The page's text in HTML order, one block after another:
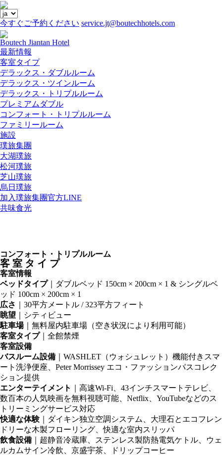
メ
ニ
ュ
ー
今すぐご予約ください service.jt@boutechhotels.com
Close
menu
Boutech Jiantan Hotel
最新情報
客室タイプ
デラックス・ダブルルーム
デラックス・ツインルーム
デラックス・トリプルルーム
プレミアムダブル
コンフォート・トリプルルーム
ファミリールーム
施設
璞旅集團
大湖璞旅
松河璞旅
芝山璞旅
烏日璞旅
加入璞旅集團官方LINE
共味食光
コンフォート・トリプルルーム
客室タイプ
客室情報
ベッドタイプ｜ダブルベッド 150cm × 200cm × 1 & シングルベ
ッド 100cm × 200cm × 1
広さ
｜30平方メートル / 323平方フィート
眺望 ｜シティビュー
駐車場｜無料屋内駐車場（空き状況により利用可能）
客室タイプ｜全館禁煙
客室設備
バスルーム設備 ｜WASHLET（ウォシュレット）機能付きスマ
ート洗浄便座、Peter Morrissey エコ・ファッションバスコレク
ション提供
エンターテイメント
｜高速Wi-Fi、43インチスマートテレビ、
数百本の人気映画を無料視聴可能、Netflix、YouTubeなどのス
トリーミングサービス対応
快適な体験｜ダイキン独立空調システム、大理石とエコフレン
ドリーな木製フローリング、快適な室内スリッパ
飲食設備 ｜超静音冷蔵庫、ステンレス製防熱電気ケトル、ウェ
ルカムサイン冷飲、京盛宇茶、ドリップコーヒー